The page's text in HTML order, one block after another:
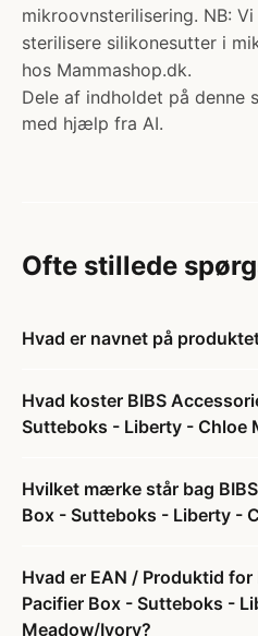
mikroovnsterilisering. NB:
sterilisere silikonesutter i
hos Mammashop.dk.
Dele af indholdet på denne
med hjælp fra AI.
Ofte stillede
Hvad er navnet på
Hvad koster BIBS
Sutteboks - Liberty - Chloe
Hvilket mærke står bag
Box - Sutteboks - Liberty -
Hvad er EAN / Produktid for
Pacifier Box - Sutteboks -
Meadow/Ivory?